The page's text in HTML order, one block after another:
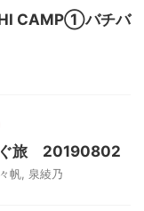
CAMP①バチバ
ぐ旅 20190802
帆 泉綾乃